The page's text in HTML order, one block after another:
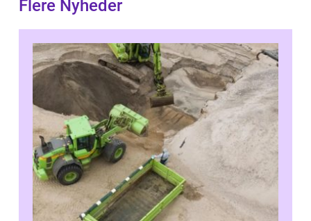
Flere Nyheder